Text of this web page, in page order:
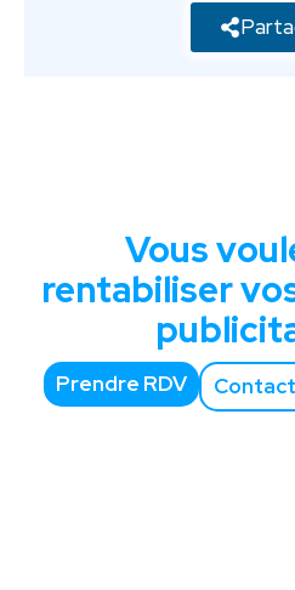
Vous
rentabiliser
Prendre RDV